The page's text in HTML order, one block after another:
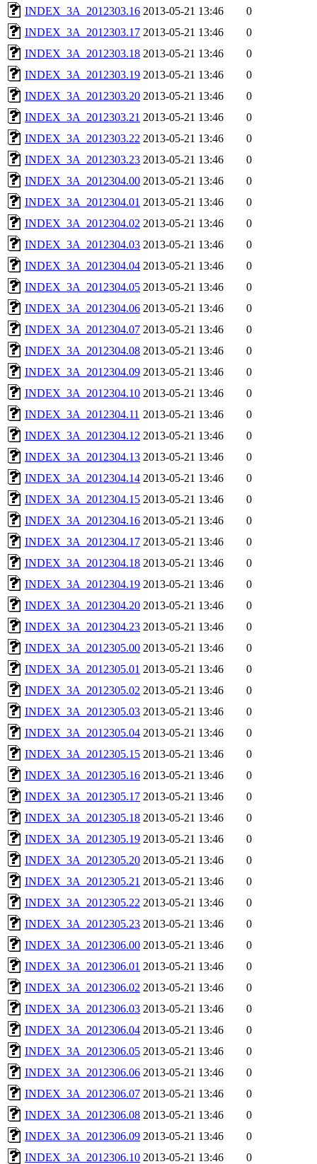
INDEX_3A_2012303.16 2013-05-21 13:46
0
INDEX_3A_2012303.17 2013-05-21 13:46
0
INDEX_3A_2012303.18 2013-05-21 13:46
0
INDEX_3A_2012303.19 2013-05-21 13:46
0
INDEX_3A_2012303.20 2013-05-21 13:46
0
INDEX_3A_2012303.21 2013-05-21 13:46
0
INDEX_3A_2012303.22 2013-05-21 13:46
0
INDEX_3A_2012303.23 2013-05-21 13:46
0
INDEX_3A_2012304.00 2013-05-21 13:46
0
INDEX_3A_2012304.01 2013-05-21 13:46
0
INDEX_3A_2012304.02 2013-05-21 13:46
0
INDEX_3A_2012304.03 2013-05-21 13:46
0
INDEX_3A_2012304.04 2013-05-21 13:46
0
INDEX_3A_2012304.05 2013-05-21 13:46
0
INDEX_3A_2012304.06 2013-05-21 13:46
0
INDEX_3A_2012304.07 2013-05-21 13:46
0
INDEX_3A_2012304.08 2013-05-21 13:46
0
INDEX_3A_2012304.09 2013-05-21 13:46
0
INDEX_3A_2012304.10 2013-05-21 13:46
0
INDEX_3A_2012304.11 2013-05-21 13:46
0
INDEX_3A_2012304.12 2013-05-21 13:46
0
INDEX_3A_2012304.13 2013-05-21 13:46
0
INDEX_3A_2012304.14 2013-05-21 13:46
0
INDEX_3A_2012304.15 2013-05-21 13:46
0
INDEX_3A_2012304.16 2013-05-21 13:46
0
INDEX_3A_2012304.17 2013-05-21 13:46
0
INDEX_3A_2012304.18 2013-05-21 13:46
0
INDEX_3A_2012304.19 2013-05-21 13:46
0
INDEX_3A_2012304.20 2013-05-21 13:46
0
INDEX_3A_2012304.23 2013-05-21 13:46
0
INDEX_3A_2012305.00 2013-05-21 13:46
0
INDEX_3A_2012305.01 2013-05-21 13:46
0
INDEX_3A_2012305.02 2013-05-21 13:46
0
INDEX_3A_2012305.03 2013-05-21 13:46
0
INDEX_3A_2012305.04 2013-05-21 13:46
0
INDEX_3A_2012305.15 2013-05-21 13:46
0
INDEX_3A_2012305.16 2013-05-21 13:46
0
INDEX_3A_2012305.17 2013-05-21 13:46
0
INDEX_3A_2012305.18 2013-05-21 13:46
0
INDEX_3A_2012305.19 2013-05-21 13:46
0
INDEX_3A_2012305.20 2013-05-21 13:46
0
INDEX_3A_2012305.21 2013-05-21 13:46
0
INDEX_3A_2012305.22 2013-05-21 13:46
0
INDEX_3A_2012305.23 2013-05-21 13:46
0
INDEX_3A_2012306.00 2013-05-21 13:46
0
INDEX_3A_2012306.01 2013-05-21 13:46
0
INDEX_3A_2012306.02 2013-05-21 13:46
0
INDEX_3A_2012306.03 2013-05-21 13:46
0
INDEX_3A_2012306.04 2013-05-21 13:46
0
INDEX_3A_2012306.05 2013-05-21 13:46
0
INDEX_3A_2012306.06 2013-05-21 13:46
0
INDEX_3A_2012306.07 2013-05-21 13:46
0
INDEX_3A_2012306.08 2013-05-21 13:46
0
INDEX_3A_2012306.09 2013-05-21 13:46
0
INDEX_3A_2012306.10 2013-05-21 13:46
0